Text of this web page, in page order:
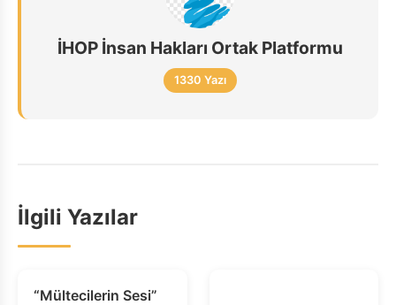
İHOP İnsan Hakları Ortak Platformu
1330 Yazı
İlgili Yazılar
“Mültecilerin Sesi”